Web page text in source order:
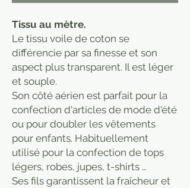
Tissu au mètre.
Le tissu voile de coton se
différencie par sa finesse et son
aspect plus transparent. Il est léger
et souple.
Son côté aérien est parfait pour la
confection d'articles de mode d'été
ou pour doubler les vêtements
pour enfants. Habituellement
utilisé pour la confection de tops
légers, robes, jupes, t-shirts …
Ses fils garantissent la fraîcheur et